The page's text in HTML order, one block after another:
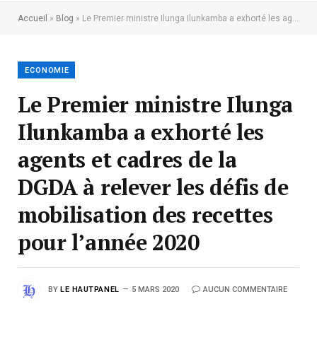
Accueil » Blog » Le Premier ministre Ilunga Ilunkamba a exhorté les agents et cadres de la DGDA à relever les défis de mobilisation des recettes pour l’année 2020
ECONOMIE
Le Premier ministre Ilunga
Ilunkamba a exhorté les
agents et cadres de la
DGDA à relever les défis de
mobilisation des recettes
pour l’année 2020
BY LE HAUTPANEL 5 MARS 2020 AUCUN COMMENTAIRE